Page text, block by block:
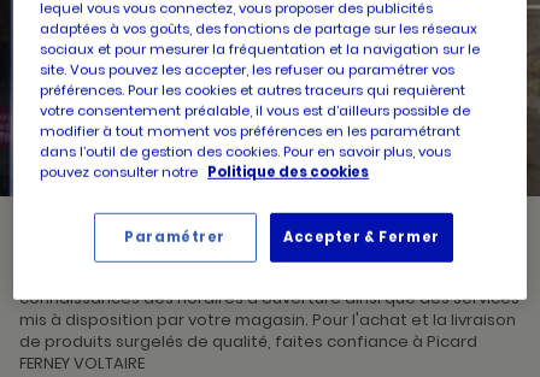
Services
RECHERCHER UN
POINT
DE
VENTE
PICARD
Picard, créateur de saveurs et commerçant de proximité, vous
connaissances des horaires d'ouverture ainsi que des services
mis à disposition par votre magasin. Pour l'achat et la livraison
de produits surgelés de qualité, faites confiance à Picard
FERNEY VOLTAIRE
lequel vous vous connectez, vous proposer des publicités
adaptées à vos goûts, des fonctions de partage sur les réseaux
sociaux et pour mesurer la fréquentation et la navigation sur le
site. Vous pouvez les accepter, les refuser ou paramétrer vos
préférences. Pour les cookies et autres traceurs qui requièrent
votre consentement préalable, il vous est d’ailleurs possible de
modifier à tout moment vos préférences en les paramétrant
dans l’outil de gestion des cookies. Pour en savoir plus, vous
pouvez consulter notre Politique des cookies
Accepter & Fermer
Paramétrer